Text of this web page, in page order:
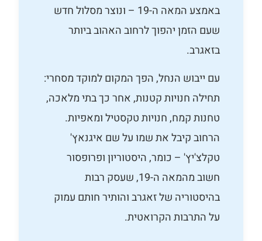
באמצע המאה ה-19 – ונוצר מסלול חדש
שעם הזמן יהפוך לרחוב האהוב ביותר
בזאגרב.
עם ייבוש הנחל, הפך המקום למוקד מסחרי:
תחילה חנויות קטנות, אחר כך בתי מלאכה,
טחנות קמח, חנויות טקסטיל ומאפיות.
הרחוב קיבל את שמו על שם איגנאץ'
טקלצ'יץ' – כומר, היסטוריון ופרופסור
חשוב מהמאה ה-19, שעסק רבות
בהיסטוריה של זאגרב והותיר חותם עמוק
על התרבות הקרואטית.